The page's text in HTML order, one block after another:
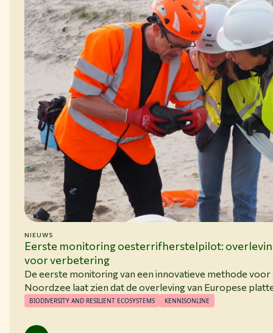
NIEUWS
Eerste monitoring oesterrifherstelpilot:
voor verbetering
09-06-26
De eerste monitoring van een innovatieve methode
Noordzee laat zien dat de overleving van Europese
is met andere herstelprojecten.
BIODIVERSITY AND RESILIENT ECOSYSTEMS KENNISONLINE